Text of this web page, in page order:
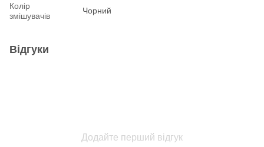
Колір
змішувачів
Чорний
Відгуки
Додайте перший відгук